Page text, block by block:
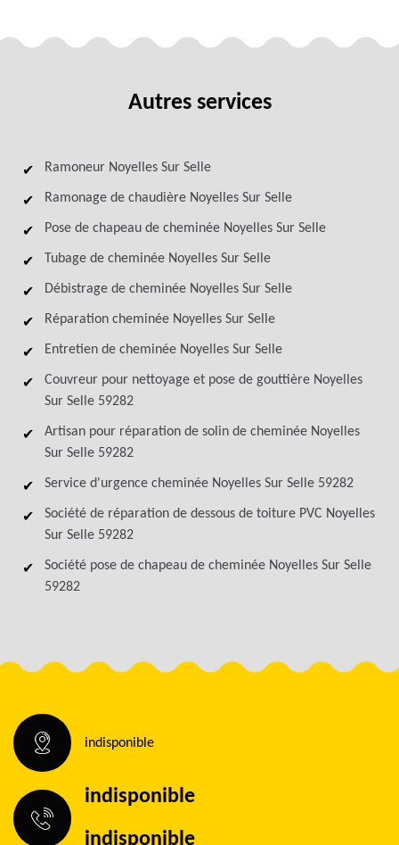
Autres services
Ramoneur Noyelles Sur Selle
Ramonage de chaudière Noyelles Sur Selle
Pose de chapeau de cheminée Noyelles Sur Selle
Tubage de cheminée Noyelles Sur Selle
Débistrage de cheminée Noyelles Sur Selle
Réparation cheminée Noyelles Sur Selle
Entretien de cheminée Noyelles Sur Selle
Couvreur pour nettoyage et pose de gouttière Noyelles
Sur Selle 59282
Artisan pour réparation de solin de cheminée Noyelles
Sur Selle 59282
Service d'urgence cheminée Noyelles Sur Selle 59282
Société de réparation de dessous de toiture PVC Noyelles
Sur Selle 59282
Société pose de chapeau de cheminée Noyelles Sur Selle
59282
indisponible
indisponible
indisponible